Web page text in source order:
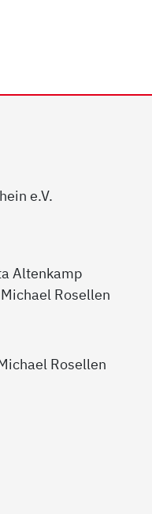
e.V.
Altenkamp
Rosellen
Rosellen